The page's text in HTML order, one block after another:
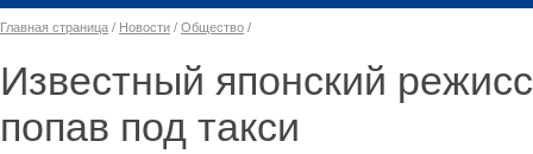
Главная страница / Новости / Общество /
Известный японский
попав под такси